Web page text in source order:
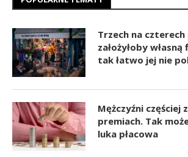
Trzech na
założyłoby
tak łatwo jej nie
Mężczyźni częściej
premiach. Tak
luka płacowa